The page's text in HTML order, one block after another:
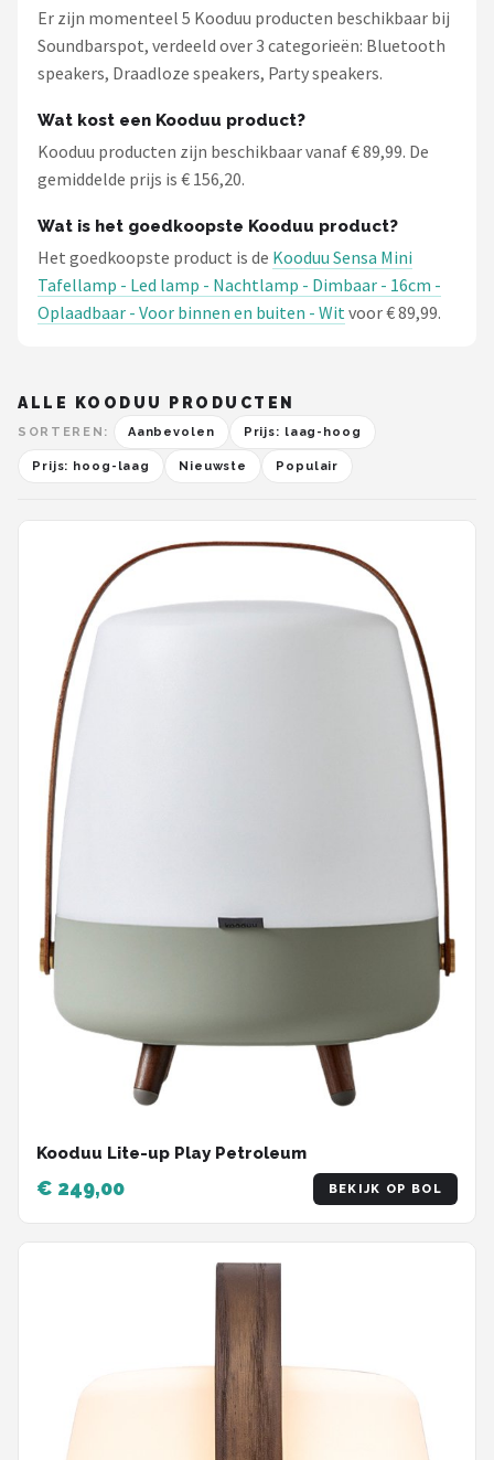
Er zijn momenteel 5 Kooduu producten beschikbaar bij
Soundbarspot, verdeeld over 3 categorieën: Bluetooth
speakers, Draadloze speakers, Party speakers.
Wat kost een Kooduu product?
Kooduu producten zijn beschikbaar vanaf € 89,99. De
gemiddelde prijs is € 156,20.
Wat is het goedkoopste Kooduu product?
Het goedkoopste product is de Kooduu Sensa Mini
Tafellamp - Led lamp - Nachtlamp - Dimbaar - 16cm -
Oplaadbaar - Voor binnen en buiten - Witvoor € 89,99.
ALLE KOODUU PRODUCTEN
SORTEREN: Aanbevolen Prijs: laag-hoog
Prijs: hoog-laag Nieuwste Populair
Kooduu Lite-up Play Petroleum
€ 249,00 BEKIJK OP BOL